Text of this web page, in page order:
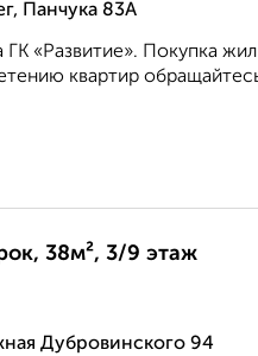
Панчука 83А
«Развитие». Покупка
квартир
38м², 3/9 этаж
Дубровинского 94